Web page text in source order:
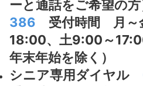
ーと通話をご希望の方
386 受付時間 月～
18:00、土9:00～
年末年始を除く）
シニア専用ダイヤル